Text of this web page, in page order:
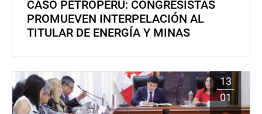
CASO PETROPERÚ: CONGRESISTAS
PROMUEVEN INTERPELACIÓN AL
TITULAR DE ENERGÍA Y MINAS
13
01